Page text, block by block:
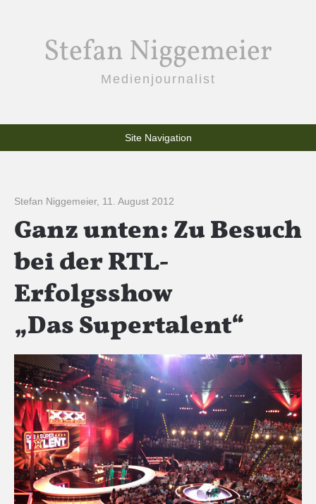
Stefan Niggemeier
Medienjournalist
Site Navigation
Stefan Niggemeier, 11. August 2012
Ganz unten: Zu Besuch
bei der RTL-
Erfolgsshow
„Das Supertalent“